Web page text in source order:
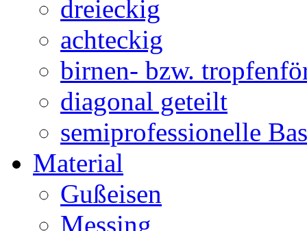
dreieckig
achteckig
birnen- bzw.
diagonal geteilt
semiprofessionelle
Material
Gußeisen
Messing